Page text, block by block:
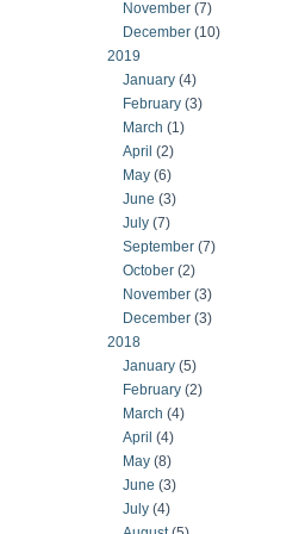
November (7)
December (10)
2019
January (4)
February (3)
March (1)
April (2)
May (6)
June (3)
July (7)
September (7)
October (2)
November (3)
December (3)
2018
January (5)
February (2)
March (4)
April (4)
May (8)
June (3)
July (4)